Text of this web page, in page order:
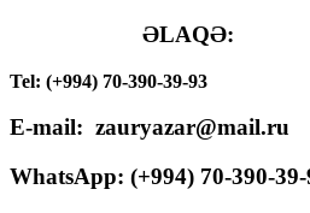
ƏLAQƏ:
Tel: (+994) 70-390-39-93
E-mail: zauryazar@mail.ru
WhatsApp: (+994) 70-390-39-